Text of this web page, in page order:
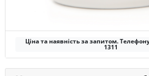
Ціна та наявність за запитом.
1311